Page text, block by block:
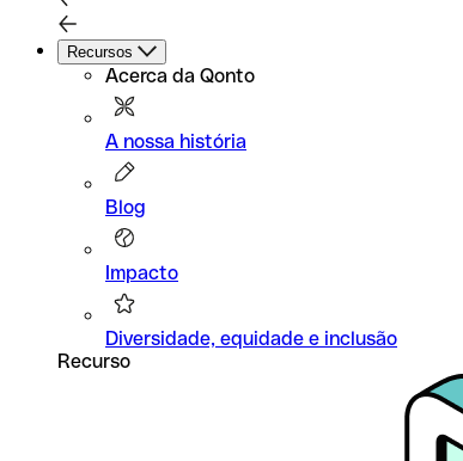
Recursos
Acerca da Qonto
A nossa história
Blog
Impacto
Diversidade, equidade e inclusão
Recurso